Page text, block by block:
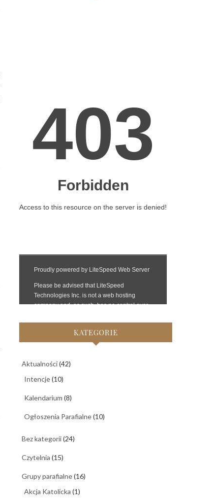
KATEGORIE
Aktualności(42)
Intencje(10)
Kalendarium (8)
Ogłoszenia Parafialne(10)
Bez kategorii(24)
Czytelnia (15)
Grupy parafialne(16)
Akcja Katolicka (1)